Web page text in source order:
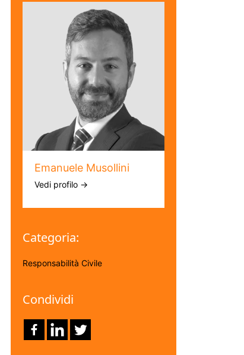
Emanuele Musollini
Vedi profilo →
Categoria:
Responsabilità Civile
Condividi